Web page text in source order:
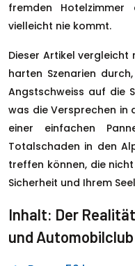
fremden
vielleicht nie kommt.
Dieser Artikel vergleicht
harten Szenarien
Angstschweiss auf die
was die Versprechen in
einer einfachen
Totalschaden in den
treffen können, die
Sicherheit und Ihrem
Inhalt: Der
und Automobilclub